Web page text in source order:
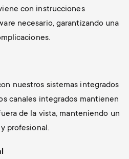
con instrucciones
necesario, garantizando una
nuestros sistemas integrados
canales integrados mantienen
de la vista, manteniendo un
profesional.